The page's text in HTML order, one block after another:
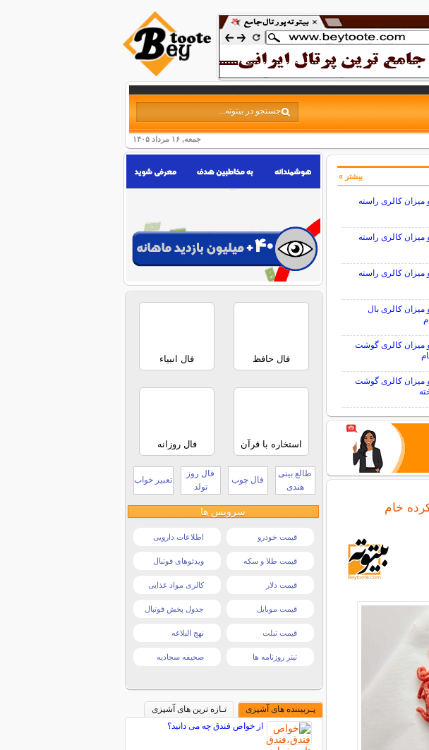
جمعه, ۱۶ مرداد ۱۴۰۵
کالری راسته
کالری راسته
کالری راسته
کالری بال
میزان کالری گوشت
میزان کالری گوشت
بیشتر »
خام
فال حافظ فال انبیاء
استخاره با قرآن فال روزانه
طالع بینی
هندی
فال چوب
فال روز
تولد
تعبیر خواب
سرویس ها
قیمت خودرو اطلاعات دارویی
قیمت طلا و سکه ویدئوهای فوتبال
قیمت دلار کالری مواد غذایی
قیمت موبایل جدول پخش فوتبال
قیمت تبلت نهج البلاغه
تیتر روزنامه ها صحیفه سجادیه
پـربیننده های آشپزی
تـازه ترین های آشپزی
از خواص فندق چه می دانید؟